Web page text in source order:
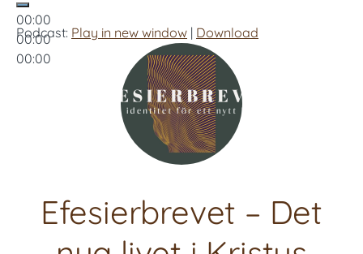
00:00
00:00
00:00
Podcast: Play in new window | Download
Efesierbrevet – Det